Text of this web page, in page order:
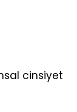
cinsiyet